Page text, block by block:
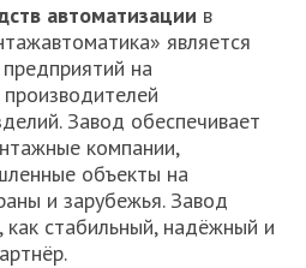
автоматизации в
является
на
Завод обеспечивает
компании,
объекты на
и зарубежья. Завод
как стабильный, надёжный и